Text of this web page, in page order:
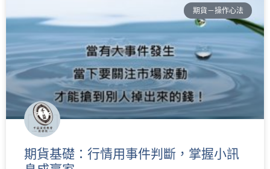
期貨－操作心法
期貨基礎：行情用事件判斷，掌握小訊